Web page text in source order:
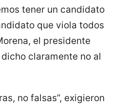
tener un candidato
que viola todos
el presidente
claramente no al
no falsas”, exigieron